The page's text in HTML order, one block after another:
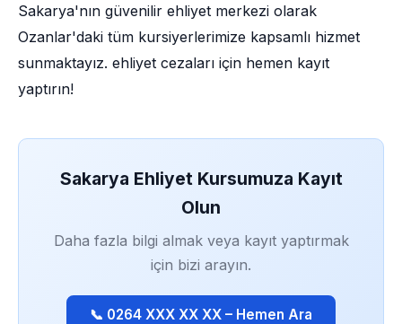
Sakarya'nın güvenilir ehliyet merkezi olarak
Ozanlar'daki tüm kursiyerlerimize kapsamlı hizmet
sunmaktayız. ehliyet cezaları için hemen kayıt
yaptırın!
Sakarya Ehliyet Kursumuza Kayıt
Olun
Daha fazla bilgi almak veya kayıt yaptırmak
için bizi arayın.
📞 0264 XXX XX XX – Hemen Ara